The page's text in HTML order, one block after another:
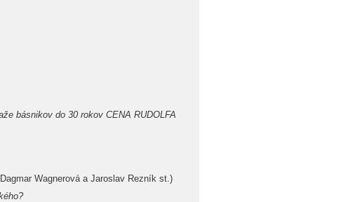
básnikov do 30 rokov CENA RUDOLFA
Wagnerová a Jaroslav Rezník st.)